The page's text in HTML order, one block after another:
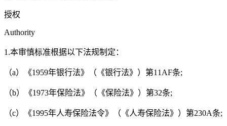
授权
Authority
1.本审慎标准根据以下法规制定：
（a）《1959年银行法》（《银行法》）第11AF条;
（b）《1973年保险法》（《保险法》）第32条;
（c）《1995年人寿保险法令》（《人寿保险法》）第230A条;